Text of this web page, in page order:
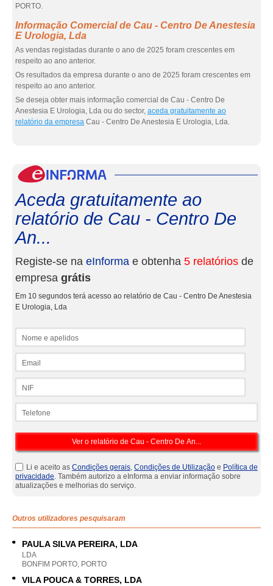
PORTO.
Informação Comercial de Cau - Centro De Anestesia
E Urologia, Lda
As vendas registadas durante o ano de 2025 foram crescentes em
respeito ao ano anterior.
Os resultados da empresa durante o ano de 2025 foram crescentes em
respeito ao ano anterior.
Se deseja obter mais informação comercial de Cau - Centro De
Anestesia E Urologia, Lda ou do sector, aceda gratuitamente ao
relatório da empresa Cau - Centro De Anestesia E Urologia, Lda.
Aceda gratuitamente ao
relatório de Cau - Centro De
An...
Registe-se na eInforma e obtenha 5 relatórios de
empresa grátis
Em 10 segundos terá acesso ao relatório de Cau - Centro De Anestesia
E Urologia, Lda
Li e aceito as Condições gerais, Condições de Utilização e Política de
privacidade. Também autorizo a eInforma a enviar informação sobre
atualizações e melhorias do serviço.
Outros utilizadores pesquisaram
PAULA SILVA PEREIRA, LDA
LDA
BONFIM PORTO, PORTO
VILA POUCA & TORRES, LDA